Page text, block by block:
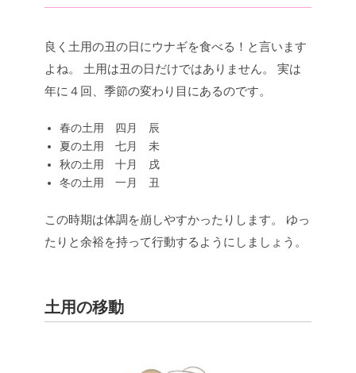
良く土用の丑の日にウナギを食べる！と言います
よね。
土用は丑の日だけではありません。
実は
年に４回、季節の変わり目にあるのです。
春の土用 四月 辰
夏の土用 七月 未
秋の土用 十月 戌
冬の土用 一月 丑
この時期は体調を崩しやすかったりします。
ゆっ
たりと余裕を持って行動するようにしましょう。
土用の移動